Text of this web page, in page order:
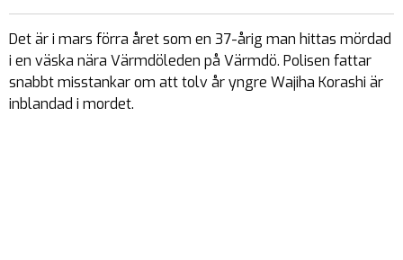
Det är i mars förra året som en 37-årig man hittas mördad
i en väska nära Värmdöleden på Värmdö. Polisen fattar
snabbt misstankar om att tolv år yngre Wajiha Korashi är
inblandad i mordet.